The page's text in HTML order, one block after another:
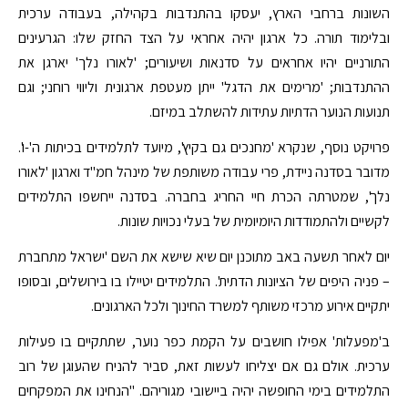
השונות ברחבי הארץ, יעסקו בהתנדבות בקהילה, בעבודה ערכית
ובלימוד תורה. כל ארגון יהיה אחראי על הצד החזק שלו: הגרעינים
התורניים יהיו אחראים על סדנאות ושיעורים; 'לאורו נלך' יארגן את
ההתנדבות; 'מרימים את הדגל' ייתן מעטפת ארגונית וליווי רוחני; וגם
תנועות הנוער הדתיות עתידות להשתלב במיזם.
פרויקט נוסף, שנקרא 'מחנכים גם בקיץ', מיועד לתלמידים בכיתות ה'-ו'.
מדובר בסדנה ניידת, פרי עבודה משותפת של מינהל חמ"ד וארגון 'לאורו
נלך', שמטרתה הכרת חיי החריג בחברה. בסדנה ייחשפו התלמידים
לקשיים ולהתמודדות היומיומית של בעלי נכויות שונות.
יום לאחר תשעה באב מתוכנן יום שיא שישא את השם 'ישראל מתחברת
– פניה היפים של הציונות הדתית'. התלמידים יטיילו בו בירושלים, ובסופו
יתקיים אירוע מרכזי משותף למשרד החינוך ולכל הארגונים.
ב'מפעלות' אפילו חושבים על הקמת כפר נוער, שתתקיים בו פעילות
ערכית. אולם גם אם יצליחו לעשות זאת, סביר להניח שהעוגן של רוב
התלמידים בימי החופשה יהיה ביישובי מגוריהם. "הנחינו את המפקחים